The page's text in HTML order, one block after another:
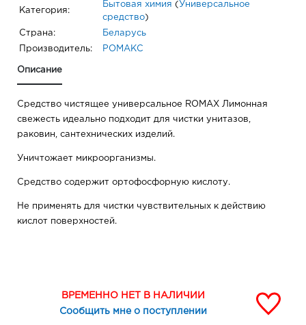
Категория:
Бытовая химия ( Универсальное
средство)
Страна: Беларусь
Производитель: РОМАКС
Описание
Средство чистящее универсальное ROMAX Лимонная
свежесть идеально подходит для чистки унитазов,
раковин, сантехнических изделий.
Уничтожает микроорганизмы.
Средство содержит ортофосфорную кислоту.
Не применять для чистки чувствительных к действию
кислот поверхностей.
ВРЕМЕННО НЕТ В НАЛИЧИИ
Сообщить мне о поступлении